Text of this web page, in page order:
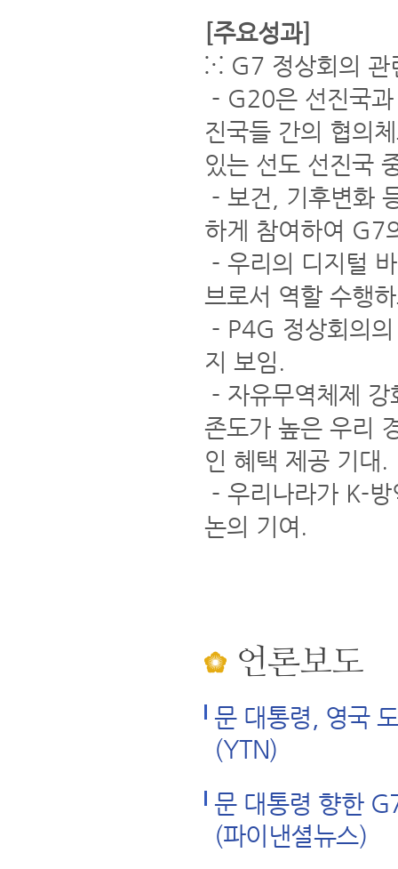
[주요성과]
⁙ G7 정상회의 관
- G20은 선진국
진국들 간의 협의
있는 선도 선진국
- 보건, 기후변화
하게 참여하여 G7
- 우리의 디지털
브로서 역할 수행
- P4G 정상회의
지 보임.
- 자유무역체제
존도가 높은 우리
인 혜택 제공 기대.
- 우리나라가 K-방
논의 기여.
언론보도
문 대통령, 영국
(YTN)
문 대통령 향한
(파이낸셜뉴스)